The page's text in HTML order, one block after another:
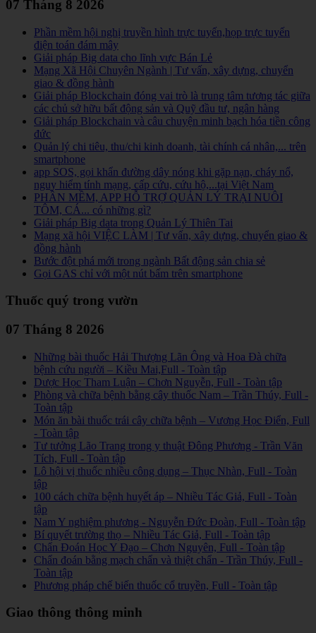
07 Tháng 8 2026
Phần mềm hội nghị truyền hình trực tuyến,họp trực tuyến
điện toán đám mây
Giải pháp Big data cho lĩnh vực Bán Lẻ
Mạng Xã Hội Chuyên Ngành | Tư vấn, xây dựng, chuyển
giao & đồng hành
Giải pháp Blockchain đóng vai trò là trung tâm tương tác giữa
các chủ sở hữu bất động sản và Quỹ đầu tư, ngân hàng
Giải pháp Blockchain và câu chuyện minh bạch hóa tiền công
đức
Quản lý chi tiêu, thu/chi kinh doanh, tài chính cá nhân,... trên
smartphone
app SOS, gọi khẩn đường dây nóng khi gặp nạn, cháy nổ,
nguy hiểm tính mạng, cấp cứu, cứu hộ,...tại Việt Nam
PHẦN MỀM, APP HỖ TRỢ QUẢN LÝ TRẠI NUÔI
TÔM, CÁ... có những gì?
Giải pháp Big data trong Quản Lý Thiên Tai
Mạng xã hội VIỆC LÀM | Tư vấn, xây dựng, chuyển giao &
đồng hành
Bước đột phá mới trong ngành Bất động sản chia sẻ
Gọi GAS chỉ với một nút bấm trên smartphone
Thuốc quý trong vườn
07 Tháng 8 2026
Những bài thuốc Hải Thượng Lãn Ông và Hoa Đà chữa
bệnh cứu người – Kiều Mai,Full - Toàn tập
Dược Học Tham Luận – Chơn Nguyễn, Full - Toàn tập
Phòng và chữa bệnh bằng cây thuốc Nam – Trần Thúy, Full -
Toàn tập
Món ăn bài thuốc trái cây chữa bệnh – Vương Học Điển, Full
- Toàn tập
Tư tưởng Lão Trang trong y thuật Đông Phương - Trần Văn
Tích, Full - Toàn tập
Lô hội vị thuốc nhiều công dụng – Thục Nhàn, Full - Toàn
tập
100 cách chữa bệnh huyết áp – Nhiều Tác Giả, Full - Toàn
tập
Nam Y nghiệm phương - Nguyễn Đức Đoàn, Full - Toàn tập
Bí quyết trường thọ – Nhiều Tác Giả, Full - Toàn tập
Chẩn Đoán Học Y Đạo – Chơn Nguyên, Full - Toàn tập
Chẩn đoán bằng mạch chẩn và thiệt chẩn - Trần Thúy, Full -
Toàn tập
Phương pháp chế biến thuốc cổ truyền, Full - Toàn tập
Giao thông thông minh